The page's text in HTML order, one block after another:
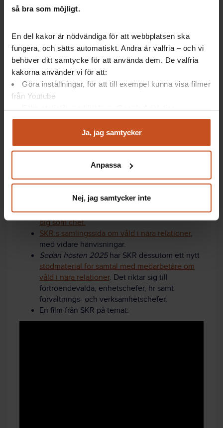
så bra som möjligt.
En del kakor är nödvändiga för att webbplatsen ska
fungera, och sätts automatiskt. Andra är valfria – och vi
behöver ditt samtycke för att använda dem. De valfria
kakorna använder vi för att:
Göra inställningar, för att till exempel kunna visa filmer
från Youtube
Analysera trafik för att kunna visa riktad information
Du kan när som helst återta ditt godkännande genom att
integritet@suntarbetsliv.se.
Ja, jag samtycker
Anpassa
Nej, jag samtycker inte
De har även regeringens uppdrag att
NCK har en universitetsdel vidUppsala Universitet
och en patientverksamhet vidAkademiska sjukhuset
i Uppsala.
Kvinnofridslinjen, på 020-50 50 50. Hit kan både
våldsutsatta och personer i deras närhet – till
Mer information och stöd
SKR:s material Våld i nära relation – stöd för
dig som chef.
SKR:s samlingssida om våld i nära relationer,
med vidare hänvisningar.
Sedan hösten 2025har SKR dessutom ett nytt
stödmaterial för samtal med medarbetare om
våld i nära relationer. Det riktar sig till
förtroendevalda, enhetschefer, hr samt
förvaltnings- och verksamhetschefer.
En film från SKR på temat: